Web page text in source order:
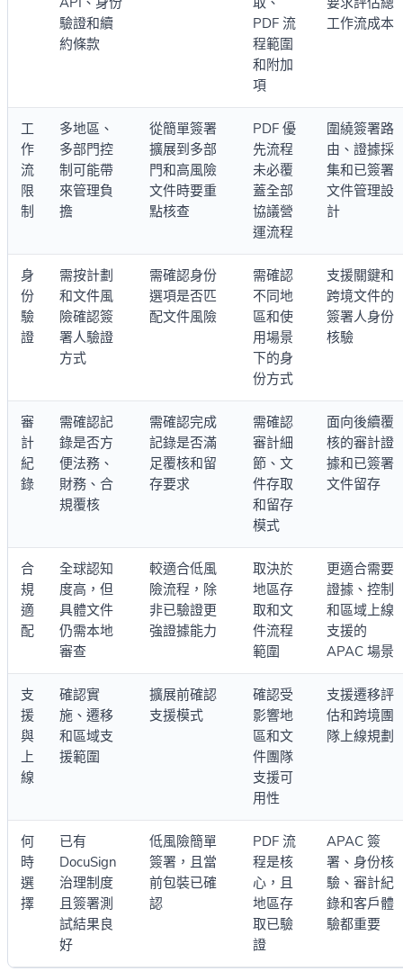
驗證和續
約條款
PDF 流
程範圍
和附加
項
工作流成本
工
作
流
限
制
多地區、
多部門控
制可能帶
來管理負
擔
從簡單簽署
擴展到多部
門和高風險
文件時要重
點核查
PDF 優
先流程
未必覆
蓋全部
協議營
運流程
圍繞簽署路
由、證據採
集和已簽署
文件管理設
計
身
份
驗
證
需按計劃
和文件風
險確認簽
署人驗證
方式
需確認身份
選項是否匹
配文件風險
需確認
不同地
區和使
用場景
下的身
份方式
支援關鍵和
跨境文件的
簽署人身份
核驗
審
計
紀
錄
需確認記
錄是否方
便法務、
財務、合
規覆核
需確認完成
記錄是否滿
足覆核和留
存要求
需確認
審計細
節、文
件存取
和留存
模式
面向後續覆
核的審計證
據和已簽署
文件留存
合
規
適
配
全球認知
度高，但
具體文件
仍需本地
審查
較適合低風
險流程，除
非已驗證更
強證據能力
取決於
地區存
取和文
件流程
範圍
更適合需要
證據、控制
和區域上線
支援的
APAC 場景
支
援
與
上
線
確認實
施、遷移
和區域支
援範圍
擴展前確認
支援模式
確認受
影響地
區和文
件團隊
支援可
用性
支援遷移評
估和跨境團
隊上線規劃
何
時
選
擇
已有
DocuSign
治理制度
且簽署測
試結果良
好
低風險簡單
簽署，且當
前包裝已確
認
PDF 流
程是核
心，且
地區存
取已驗
證
APAC 簽
署、身份核
驗、審計紀
錄和客戶體
驗都重要